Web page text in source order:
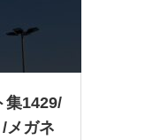
集1429/
メガネ